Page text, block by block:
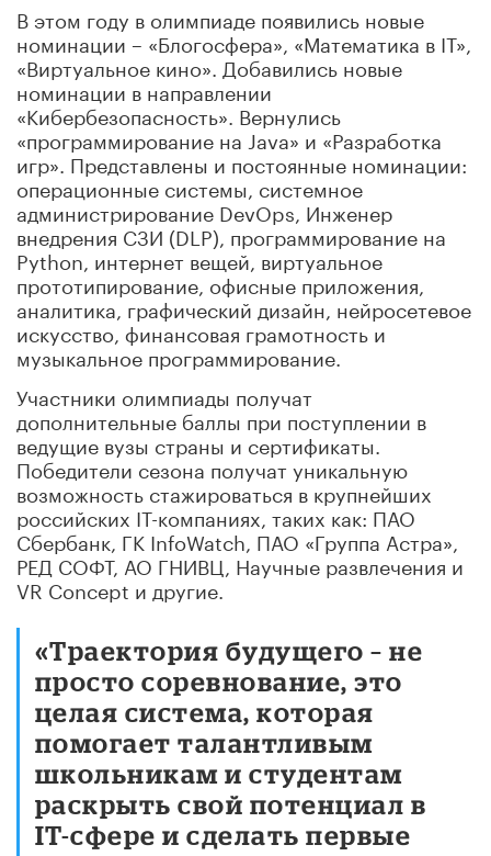
В этом году в олимпиаде появились новые
номинации – «Блогосфера», «Математика в IT»,
«Виртуальное кино». Добавились новые
номинации в направлении
«Кибербезопасность». Вернулись
«программирование на Java» и «Разработка
игр». Представлены и постоянные номинации:
операционные системы, системное
администрирование DevOps, Инженер
внедрения СЗИ (DLP), программирование на
Python, интернет вещей, виртуальное
прототипирование, офисные приложения,
аналитика, графический дизайн, нейросетевое
искусство, финансовая грамотность и
музыкальное программирование.
Участники олимпиады получат
дополнительные баллы при поступлении в
ведущие вузы страны и сертификаты.
Победители сезона получат уникальную
возможность стажироваться в крупнейших
российских IT-компаниях, таких как: ПАО
Сбербанк, ГК InfoWatch, ПАО «Группа Астра»,
РЕД СОФТ, АО ГНИВЦ, Научные развлечения и
VR Concept и другие.
«Траектория будущего – не
просто соревнование, это
целая система, которая
помогает талантливым
школьникам и студентам
раскрыть свой потенциал в
IT-сфере и сделать первые